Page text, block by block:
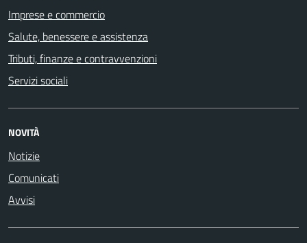
Imprese e commercio
Salute, benessere e assistenza
Tributi, finanze e contravvenzioni
Servizi sociali
NOVITÀ
Notizie
Comunicati
Avvisi